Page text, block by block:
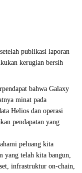
publikasi laporan
kerugian bersih
bahwa Galaxy
minat pada
Helios dan operasi
pendapatan yang
peluang kita
yang telah kita bangun,
infrastruktur on-chain,